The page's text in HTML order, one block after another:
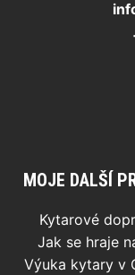
MOJE DALŠÍ
Kytarové
Jak se hraje
Výuka kytary v